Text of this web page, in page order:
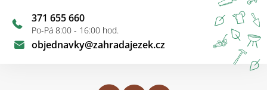
objednavky@zahradajezek.cz
371 655 660
Po-Pá 8:00 - 16:00 hod.